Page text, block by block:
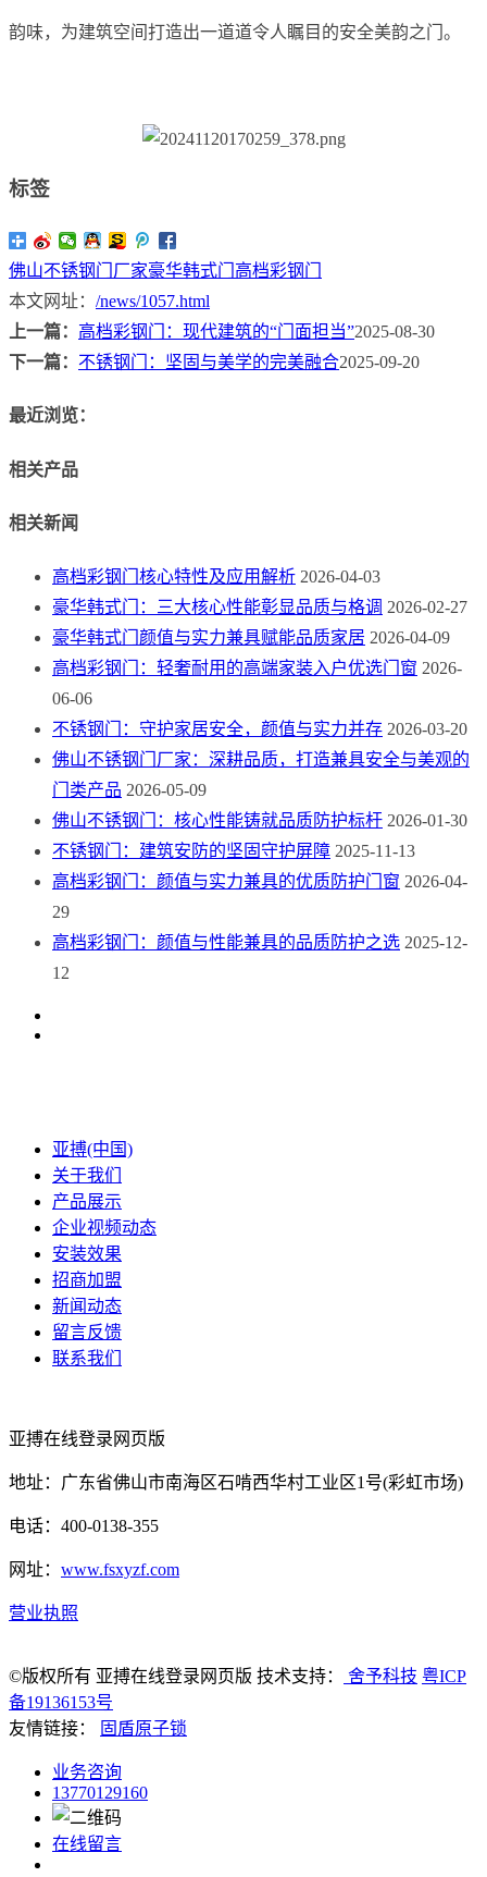
韵味，为建筑空间打造出一道道令人瞩目的安全美韵之门。
标签
佛山不锈钢门厂家豪华韩式门 高档彩钢门
本文网址： /news/1057.html
上一篇： 高档彩钢门：现代建筑的“门面担当”2025-08-30
下一篇： 不锈钢门：坚固与美学的完美融合2025-09-20
最近浏览：
相关产品
相关新闻
高档彩钢门核心特性及应用解析 2026-04-03
豪华韩式门：三大核心性能彰显品质与格调 2026-02-27
豪华韩式门颜值与实力兼具赋能品质家居 2026-04-09
高档彩钢门：轻奢耐用的高端家装入户优选门窗 2026-
06-06
不锈钢门：守护家居安全，颜值与实力并存 2026-03-20
佛山不锈钢门厂家：深耕品质，打造兼具安全与美观的
门类产品 2026-05-09
佛山不锈钢门：核心性能铸就品质防护标杆 2026-01-30
不锈钢门：建筑安防的坚固守护屏障 2025-11-13
高档彩钢门：颜值与实力兼具的优质防护门窗 2026-04-
29
高档彩钢门：颜值与性能兼具的品质防护之选 2025-12-
12
亚搏(中国)
关于我们
产品展示
企业视频动态
安装效果
招商加盟
新闻动态
留言反馈
联系我们
亚搏在线登录网页版
地址：广东省佛山市南海区石啃西华村工业区1号(彩虹市场)
电话：400-0138-355
网址： www.fsxyzf.com
营业执照
©版权所有 亚搏在线登录网页版 技术支持： 舍予科技 粤ICP
备19136153号
友情链接：
固盾原子锁
业务咨询
13770129160
在线留言